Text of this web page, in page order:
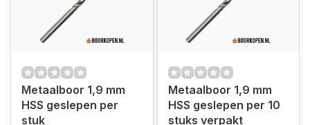
Metaalboor 1,9 mm
HSS geslepen per
stuk
Metaalboor 1,9 mm
HSS geslepen per 10
stuks verpakt